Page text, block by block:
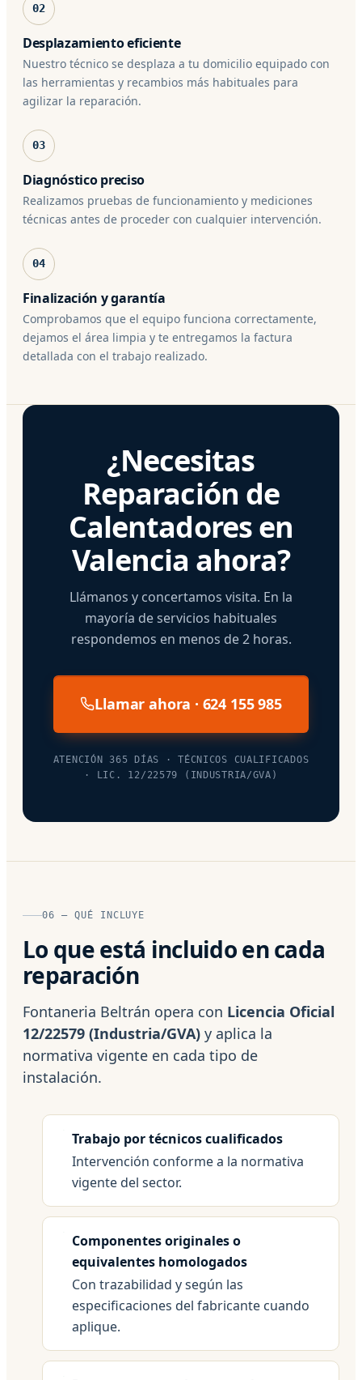
02
Desplazamiento eficiente
Nuestro técnico se desplaza a tu domicilio equipado con
las herramientas y recambios más habituales para
agilizar la reparación.
03
Diagnóstico preciso
Realizamos pruebas de funcionamiento y mediciones
técnicas antes de proceder con cualquier intervención.
04
Finalización y garantía
Comprobamos que el equipo funciona correctamente,
dejamos el área limpia y te entregamos la factura
detallada con el trabajo realizado.
¿Necesitas
Reparación de
Calentadores en
Valencia ahora?
Llámanos y concertamos visita. En la
mayoría de servicios habituales
respondemos en menos de 2 horas.
Llamar ahora · 624 155 985
ATENCIÓN 365 DÍAS · TÉCNICOS CUALIFICADOS
· LIC. 12/22579 (INDUSTRIA/GVA)
06 — QUÉ INCLUYE
Lo que está incluido en cada
reparación
Fontaneria Beltrán opera con Licencia Oficial
12/22579 (Industria/GVA) y aplica la
normativa vigente en cada tipo de
instalación.
Trabajo por técnicos cualificados
Intervención conforme a la normativa
vigente del sector.
Componentes originales o
equivalentes homologados
Con trazabilidad y según las
especificaciones del fabricante cuando
aplique.